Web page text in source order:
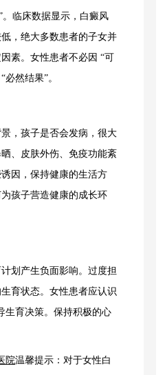
临床数据显示，白癜风
，绝大多数患者的子女并
素。女性患者不必因 “可
然结果”。
，孩子是否会发病，很大
、皮肤外伤、免疫功能紊
因，保持健康的生活方
孩子营造健康的成长环
划产生负面影响。过度担
育状态。女性患者应认识
生育决策。保持积极的心
院温馨提示：对于女性白